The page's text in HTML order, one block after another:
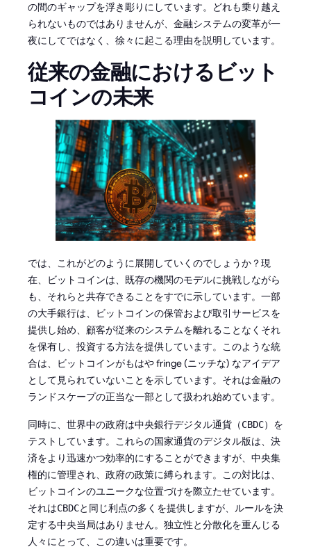
の間のギャップを浮き彫りにしています。どれも乗り越え
られないものではありませんが、金融システムの変革が一
夜にしてではなく、徐々に起こる理由を説明しています。
従来の金融におけるビット
コインの未来
では、これがどのように展開していくのでしょうか？現
在、ビットコインは、既存の機関のモデルに挑戦しながら
も、それらと共存できることをすでに示しています。一部
の大手銀行は、ビットコインの保管および取引サービスを
提供し始め、顧客が従来のシステムを離れることなくそれ
を保有し、投資する方法を提供しています。このような統
合は、ビットコインがもはや fringe (ニッチな) なアイデア
として見られていないことを示しています。それは金融の
ランドスケープの正当な一部として扱われ始めています。
同時に、世界中の政府は中央銀行デジタル通貨（CBDC）を
テストしています。これらの国家通貨のデジタル版は、決
済をより迅速かつ効率的にすることができますが、中央集
権的に管理され、政府の政策に縛られます。この対比は、
ビットコインのユニークな位置づけを際立たせています。
それはCBDCと同じ利点の多くを提供しますが、ルールを決
定する中央当局はありません。独立性と分散化を重んじる
人々にとって、この違いは重要です。